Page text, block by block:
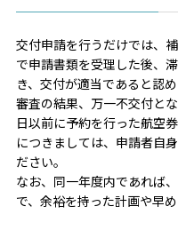
交付申請を行うだけでは、
で申請書類を受理した後、
き、交付が適当であると認
審査の結果、万一不交付と
日以前に予約を行った航空
につきましては、申請者自
ださい。
なお、同一年度内であれば
で、余裕を持った計画や早